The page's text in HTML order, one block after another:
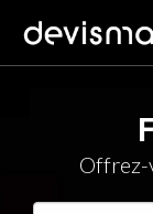
Offrez-